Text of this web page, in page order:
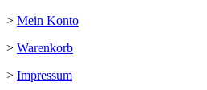
> Mein Konto
> Warenkorb
> Impressum